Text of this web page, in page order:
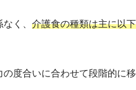
く、 介護食の種類は主に以下
度合いに合わせて段階的に移